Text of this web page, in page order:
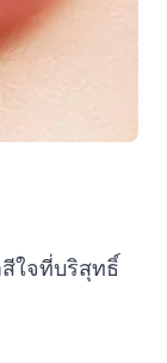
ใจที่บริสุทธิ์